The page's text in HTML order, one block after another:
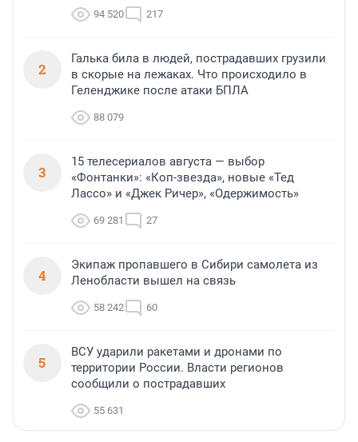
94 520 217
2
Галька била в людей, пострадавших грузили
в скорые на лежаках. Что происходило в
Геленджике после атаки БПЛА
88 079
3
15 телесериалов августа — выбор
«Фонтанки»: «Коп-звезда», новые «Тед
Лассо» и «Джек Ричер», «Одержимость»
69 281 27
4
Экипаж пропавшего в Сибири самолета из
Ленобласти вышел на связь
58 242 60
5
ВСУ ударили ракетами и дронами по
территории России. Власти регионов
сообщили о пострадавших
55 631